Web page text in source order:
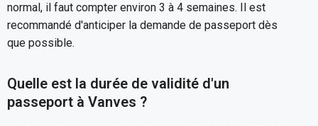
normal, il faut compter environ 3 à 4 semaines. Il est
recommandé d'anticiper la demande de passeport dès
que possible.
Quelle est la durée de validité d'un
passeport à Vanves ?